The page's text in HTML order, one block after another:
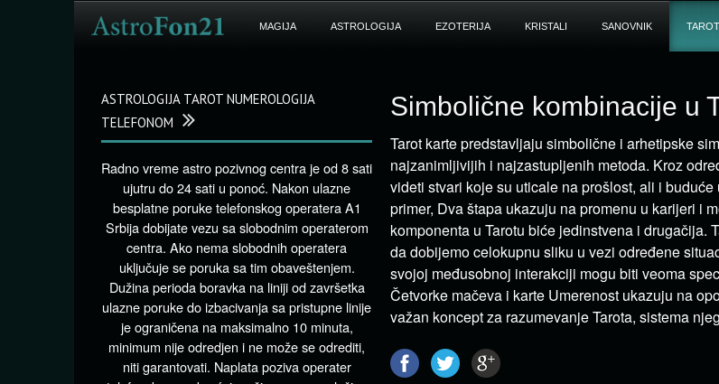
MAGIJA ASTROLOGIJA EZOTERIJA KRISTALI SANOVNIK TAROT
Simbolične kombinacije u
Tarot karte predstavljaju simbolične i arhetipske
najzanimljivijih i najzastupljenih metoda. Kroz
videti stvari koje su uticale na prošlost, ali i
primer, Dva štapa ukazuju na promenu u karijeri i
komponenta u Tarotu biće jedinstvena i drugačija.
da dobijemo celokupnu sliku u vezi određene
svojoj međusobnoj interakciji mogu biti veoma
Četvorke mačeva i karte Umerenost ukazuju na
važan koncept za razumevanje Tarota, sistema
ASTROLOGIJA TAROT NUMEROLOGIJA
TELEFONOM
Radno vreme astro pozivnog centra je od 8 sati
ujutru do 24 sati u ponoć. Nakon ulazne
besplatne poruke telefonskog operatera A1
Srbija dobijate vezu sa slobodnim operaterom
centra. Ako nema slobodnih operatera
uključuje se poruka sa tim obaveštenjem.
Dužina perioda boravka na liniji od završetka
ulazne poruke do izbacivanja sa pristupne linije
je ograničena na maksimalno 10 minuta,
minimum nije odredjen i ne može se odrediti,
niti garantovati. Naplata poziva operater